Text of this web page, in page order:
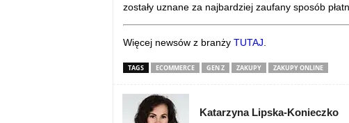
zostały uznane za najbardziej zaufany sposób
Więcej newsów z branży TUTAJ.
TAGS ECOMMERCE GEN Z ZAKUPY ZAKUPY ONLINE
Katarzyna Lipska-Konieczko